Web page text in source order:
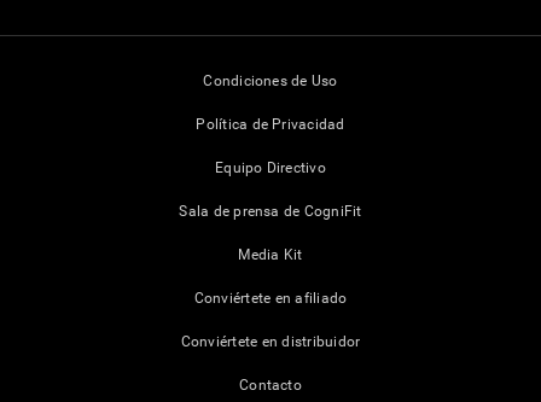
Condiciones de Uso
Política de Privacidad
Equipo Directivo
Sala de prensa de CogniFit
Media Kit
Conviértete en afiliado
Conviértete en distribuidor
Contacto